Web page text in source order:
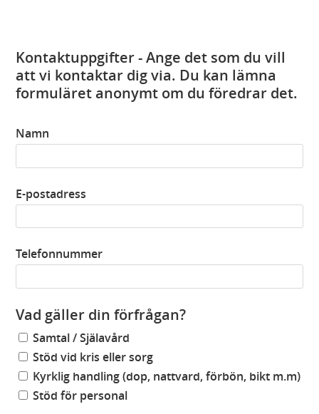
Kontaktuppgifter - Ange det som du vill
att vi kontaktar dig via. Du kan lämna
formuläret anonymt om du föredrar det.
Namn
E-postadress
Telefonnummer
Vad gäller din förfrågan?
Samtal / Själavård
Stöd vid kris eller sorg
Kyrklig handling (dop, nattvard, förbön, bikt m.m)
Stöd för personal